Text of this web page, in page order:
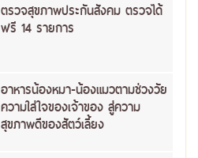
ตรวจสุขภาพประกันสังคม ตรวจได้
ฟรี 14 รายการ
อาหารน้องหมา-น้องแมวตามช่วงวัย
ความใส่ใจของเจ้าของ สู่ความ
สุขภาพดีของสัตว์เลี้ยง